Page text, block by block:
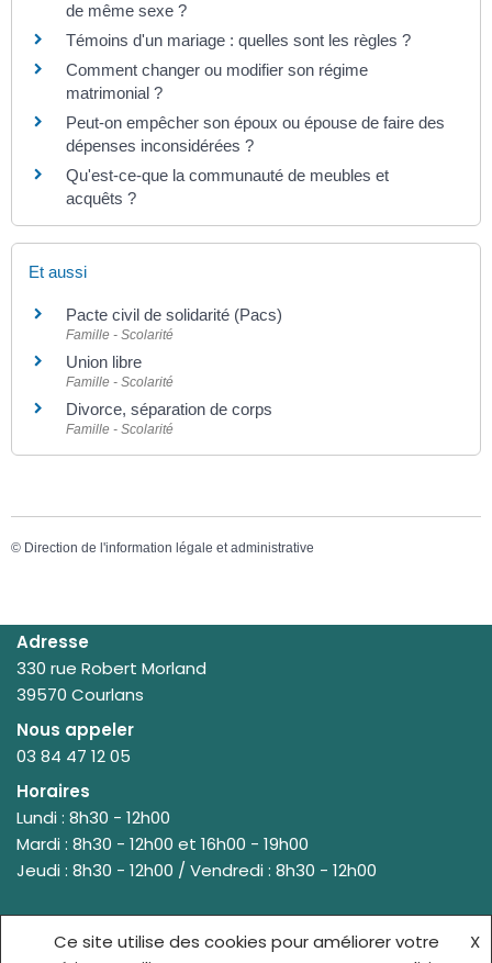
de même sexe ?
Témoins d'un mariage : quelles sont les règles ?
Comment changer ou modifier son régime
matrimonial ?
Peut-on empêcher son époux ou épouse de faire des
dépenses inconsidérées ?
Qu'est-ce-que la communauté de meubles et
acquêts ?
Et aussi
Pacte civil de solidarité (Pacs)
Famille - Scolarité
Union libre
Famille - Scolarité
Divorce, séparation de corps
Famille - Scolarité
© Direction de l'information légale et administrative
Adresse
330 rue Robert Morland
39570 Courlans
Nous appeler
03 84 47 12 05
Horaires
Lundi : 8h30 - 12h00
Mardi : 8h30 - 12h00 et 16h00 - 19h00
Jeudi : 8h30 - 12h00 / Vendredi : 8h30 - 12h00
© {site_title} {current_year}
Ce site utilise des cookies pour améliorer votre
X